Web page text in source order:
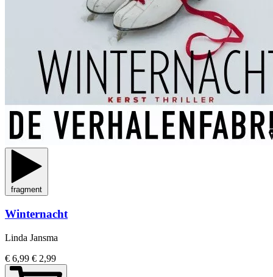
fragment
Winternacht
Linda Jansma
€ 6,99 € 2,99